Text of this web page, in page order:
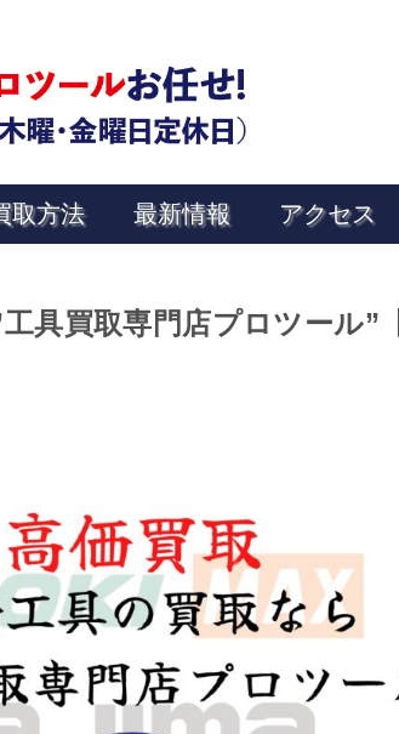
取方法 最新情報 アクセス
具買取専門店プロツール”